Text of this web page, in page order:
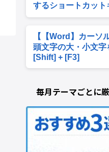
するショートカッ
【【Word】カーソ
頭文字の大・小文字
[Shift] + [F3]
毎月テーマごとに